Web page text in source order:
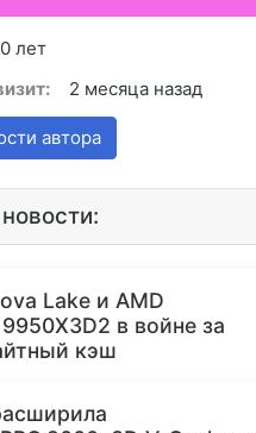
лет
2 месяца назад
автора
Lake и AMD
в войне за
кэш